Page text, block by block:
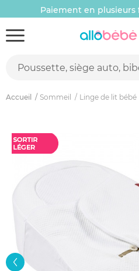
Paiement en plusieurs
Accueil Sommeil Linge de lit bébé